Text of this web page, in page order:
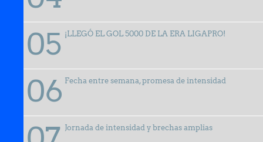
¡LLEGÓ EL GOL 5000 DE LA ERA LIGAPRO!
Fecha entre semana, promesa de intensidad
Jornada de intensidad y brechas amplias